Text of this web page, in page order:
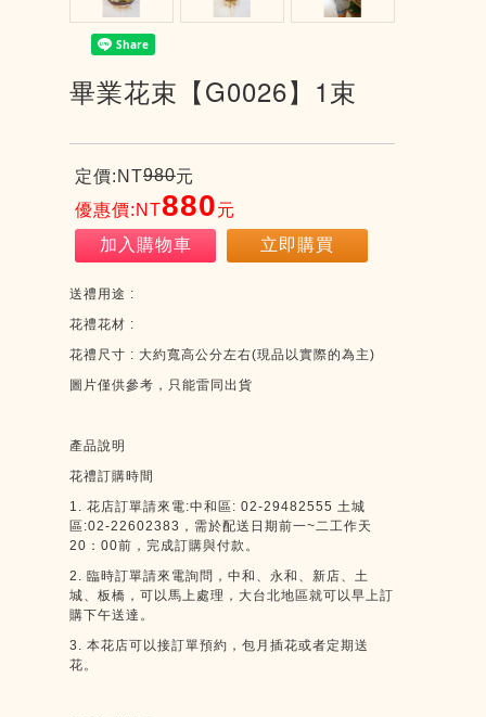
畢業花束【G0026】1束
定價:NT980元
優惠價:NT880元
加入購物車
立即購買
送禮用途 :
花禮花材 :
花禮尺寸 : 大約寬高公分左右(現品以實際的為主)
圖片僅供參考，只能雷同出貨
產品說明
花禮訂購時間
1. 花店訂單請來電:中和區 : 02-29482555 土城
區 :02-22602383 ，需於配送日期前一~二工作天
20 ： 00前，完成訂購與付款。
2. 臨時訂單請來電詢問，中和、永和、新店、土
城、板橋，可以馬上處理，大台北地區就可以早上訂
購下午送達。
3. 本花店可以接訂單預約，包月插花或者定期送
花。